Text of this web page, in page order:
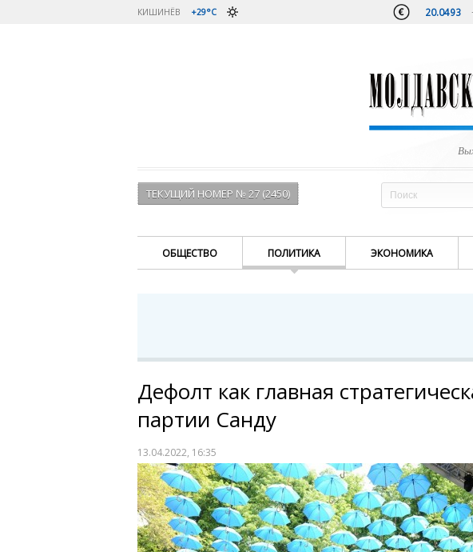
КИШИНЁВ +29°C 20.0493
ТЕКУЩИЙ НОМЕР № 27 (2450)
ОБЩЕСТВО ПОЛИТИКА ЭКОНОМИКА
Дефолт как главная
партии Санду
13.04.2022, 16:35